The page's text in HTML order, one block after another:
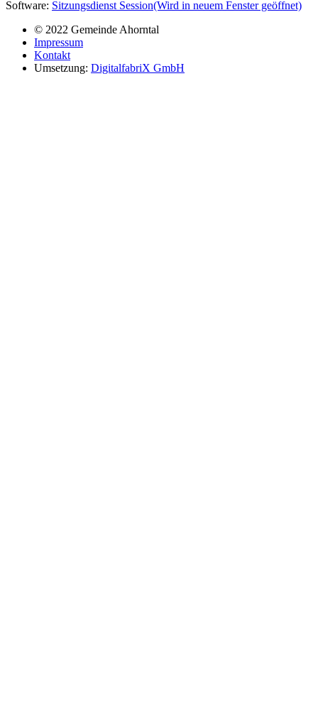
Software: Sitzungsdienst Session(Wird in neuem Fenster geöffnet)
© 2022 Gemeinde Ahorntal
Impressum
Kontakt
Umsetzung: DigitalfabriX GmbH